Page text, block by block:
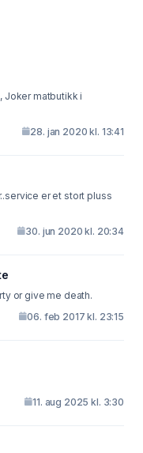
i
28. jan 2020 kl. 13:41
er et stort pluss
30. jun 2020 kl. 20:34
or give me death.
06. feb 2017 kl. 23:15
11. aug 2025 kl. 3:30